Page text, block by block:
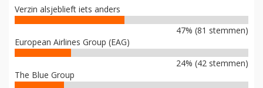
Verzin alsjeblieft iets anders
47% (81 stemmen)
European Airlines Group (EAG)
24% (42 stemmen)
The Blue Group